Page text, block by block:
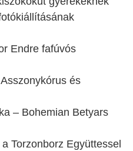
Endre fafúvós
és
– Bohemian Betyars
Torzonborz Együttessel